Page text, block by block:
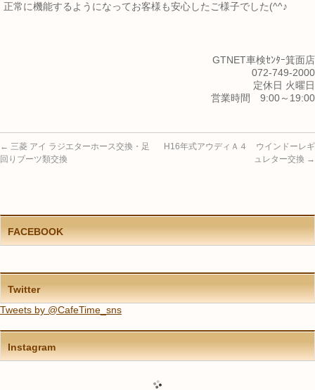
正常に機能するようになってお客様も安心したご様子でした(^^♪
GTNET車検ｾﾝﾀｰ箕面店
072-749-2000
定休日 火曜日
営業時間 9:00～19:00
← 三菱 アイ ラジエターホース交換・足
回りブーツ類交換
H16年式アウディＡ４ ウインドーレギ
ュレター交換 →
FACEBOOK
Twitter
Tweets by @CafeTime_sns
Instagram